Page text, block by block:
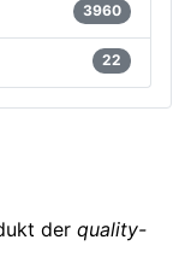
3960
22
der quality-